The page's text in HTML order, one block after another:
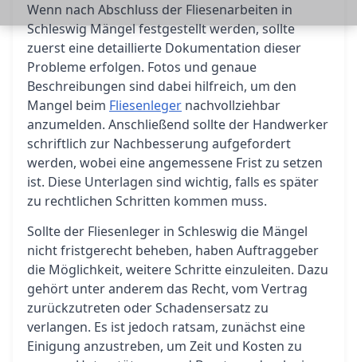
Wenn nach Abschluss der Fliesenarbeiten in
Schleswig Mängel festgestellt werden, sollte
zuerst eine detaillierte Dokumentation dieser
Probleme erfolgen. Fotos und genaue
Beschreibungen sind dabei hilfreich, um den
Mangel beim Fliesenleger nachvollziehbar
anzumelden. Anschließend sollte der Handwerker
schriftlich zur Nachbesserung aufgefordert
werden, wobei eine angemessene Frist zu setzen
ist. Diese Unterlagen sind wichtig, falls es später
zu rechtlichen Schritten kommen muss.
Sollte der Fliesenleger in Schleswig die Mängel
nicht fristgerecht beheben, haben Auftraggeber
die Möglichkeit, weitere Schritte einzuleiten. Dazu
gehört unter anderem das Recht, vom Vertrag
zurückzutreten oder Schadensersatz zu
verlangen. Es ist jedoch ratsam, zunächst eine
Einigung anzustreben, um Zeit und Kosten zu